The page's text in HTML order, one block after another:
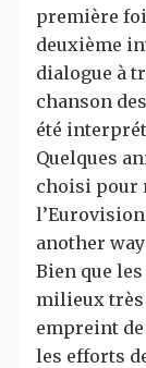
première
deuxième
dialogue à
chanson
été
Quelques
choisi pour
another
Bien que
milieux très
empreint
les efforts